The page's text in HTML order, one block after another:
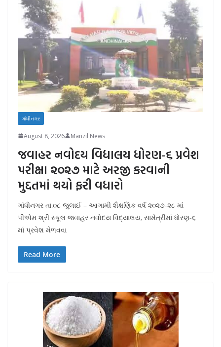
ગાંધીનગર
August 8, 2026 Manzil News
જવાહર નવોદય વિદ્યાલય ધોરણ-૬ પ્રવેશ
પરીક્ષા ૨૦૨૭ માટે અરજી કરવાની
મુદ્દતમાં થયો ફરી વધારો
ગાંધીનગર તા.૦૮ જુલાઈ – આગામી શૈક્ષણિક વર્ષ ૨૦૨૭-૨૮ માં
પીએમ શ્રી સ્કૂલ જવાહર નવોદય વિદ્યાલય, સામેત્રીમાં ધોરણ-૬
માં પ્રવેશ મેળવવા
Read More